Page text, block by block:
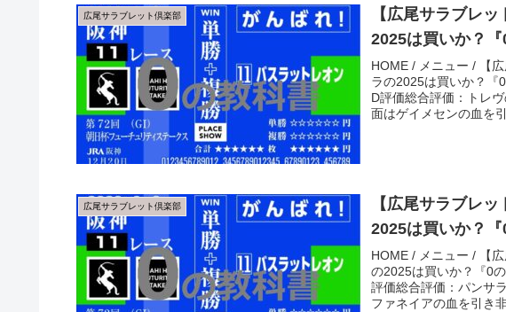
広尾サラブレット倶楽部
【広尾サラブレ
2025は買いか？
HOME / メニュー / 【
ラの2025は買いか？『
D評価総合評価：トレ
面はゲイメセンの血を
広尾サラブレット倶楽部
【広尾サラブレ
2025は買いか？
HOME / メニュー / 【
の2025は買いか？『0
評価総合評価：パンサ
ファネイアの血を引き